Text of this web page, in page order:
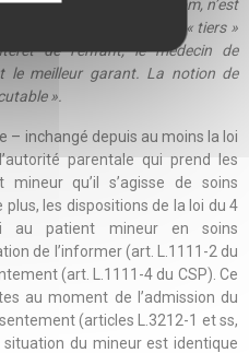
qui n’a de libre que le nom, n’est
se passe comme si ces « tiers »
de l’enfant, le médecin de
le meilleur garant. La notion de
».
– inchangé depuis au moins la loi
parentale qui prend les
qu’il s’agisse de soins
les dispositions de la loi du 4
au patient mineur en soins
de l’informer (art. L.1111-2 du
(art. L.1111-4 du CSP). Ce
au moment de l’admission du
(articles L.3212-1 et ss,
situation du mineur est identique